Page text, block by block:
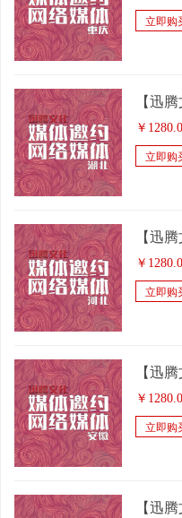
立即购
【迅
￥
立即购
【迅
￥
立即购
【迅
￥
立即购
【迅